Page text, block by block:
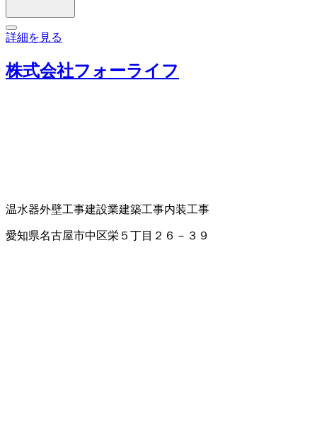
詳細を見る
株式会社フォーライフ
温水器外壁工事建設業建築工事内装工事
愛知県名古屋市中区栄５丁目２６－３９